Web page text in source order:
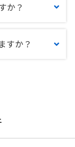
か？
すか？